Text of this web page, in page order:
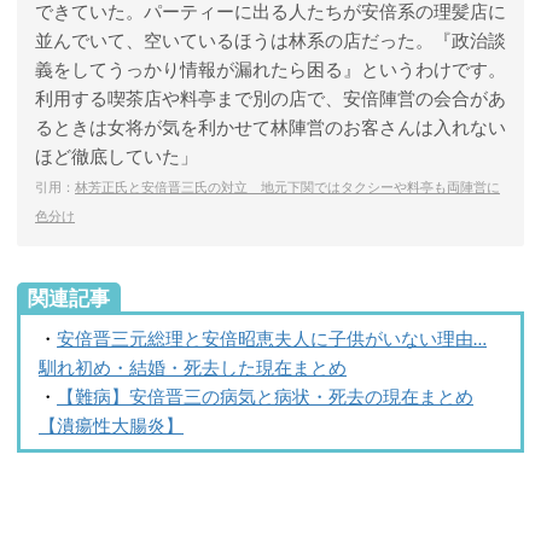
できていた。パーティーに出る人たちが安倍系の理髪店に
並んでいて、空いているほうは林系の店だった。『政治談
義をしてうっかり情報が漏れたら困る』というわけです。
利用する喫茶店や料亭まで別の店で、安倍陣営の会合があ
るときは女将が気を利かせて林陣営のお客さんは入れない
ほど徹底していた」
引用： 林芳正氏と安倍晋三氏の対立 地元下関ではタクシーや料亭も両陣営に
色分け
関連記事
・ 安倍晋三元総理と安倍昭恵夫人に子供がいない理由…
馴れ初め・結婚・死去した現在まとめ
・
【難病】安倍晋三の病気と病状・死去の現在まとめ
【潰瘍性大腸炎】